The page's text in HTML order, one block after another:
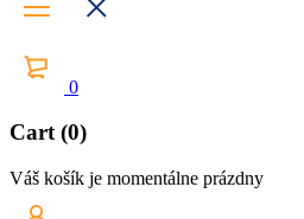
0
Cart (0)
Váš košík je momentálne prázdny